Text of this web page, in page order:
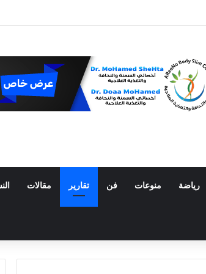
رياضة منوعات فن تقارير مقالات